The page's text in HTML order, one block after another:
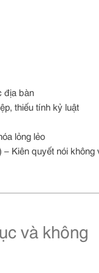
địa bàn
thiếu tính kỷ luật
lỏng lẻo
Kiên quyết nói
và không